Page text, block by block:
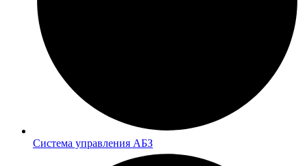
Система управления АБЗ